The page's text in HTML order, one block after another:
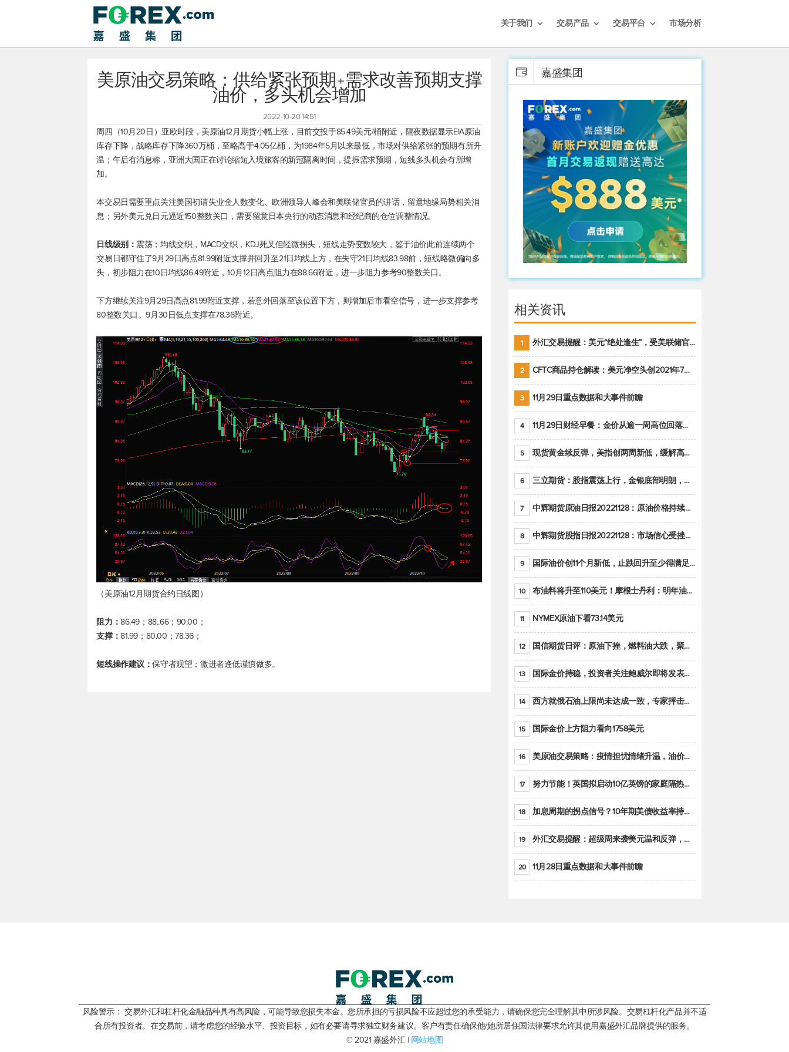
关于我们 交易产品 交易平台 市场分析
美原油交易策略：供给紧张预期+需求改善预期支撑
油价，多头机会增加
2022-10-20 14:51
周四（10月20日）亚欧时段， 美原油12月期货小幅上涨，目前交投于85.49美元/桶附近，隔夜数据显示EIA原油
库存下降，战略库存下降360万桶，至略高于4.05亿桶，为1984年5月以来最低，市场对供给紧张的预期有所升
温；午后有消息称，亚洲大国正在讨论缩短入境旅客的新冠隔离时间，提振需求预期，短线多头机会有所增
加。
本交易日需要重点关注美国初请失业金人数变化、欧洲领导人峰会和美联储官员的讲话，留意地缘局势相关消
息；另外美元兑日元逼近150整数关口，需要留意日本央行的动态消息和经纪商的仓位调整情况。
日线级别： 震荡；均线交织，MACD交织，KDJ死叉但轻微拐头，短线走势变数较大，鉴于油价此前连续两个
交易日都守住了9月29日高点81.99附近支撑并回升至21日均线上方，在失守21日均线83.98前，短线略微偏向多
头，初步阻力在10日均线86.49附近，10月12日高点阻力在88.66附近，进一步阻力参考90整数关口。
下方继续关注9月29日高点81.99附近支撑，若意外回落至该位置下方，则增加后市看空信号，进一步支撑参考
80整数关口。9月30日低点支撑在78.36附近。
（美原油12月期货合约日线图）
阻力：86.49；88..66；90.00；
支撑：81.99；80.00；78.36；
短线操作建议：保守者观望；激进者逢低谨慎做多。
嘉盛集团
相关资讯
1 外汇交易提醒：美元“绝处逢生”，受美联储官员鹰派讲话支撑
2 CFTC商品持仓解读：美元净空头创2021年7月以来最大，黄金期货投机性净多头头寸减少
3 11月29日重点数据和大事件前瞻
4 11月29日财经早餐：金价从逾一周高位回落，美联储官员重申鹰派立场推动美元回升
5 现货黄金续反弹，美指创两周新低，缓解高通胀美国须治本
6 三立期货：股指震荡上行，金银底部明朗，原油偏弱走势(20221128收评)
7 中辉期货原油日报20221128：原油价格持续下降，市场关注OPEC+新一轮产能政策
8 中辉期货股指日报20221128：市场信心受挫，股指全线回调
9 国际油价创11个月新低，止跌回升至少得满足二大条件之一
10 布油料将升至110美元！摩根士丹利：明年油市面临七大不确定性
11 NYMEX原油下看73.14美元
12 国信期货日评：原油下挫，燃料油大跌，聚烯烃谨慎回调
13 国际金价持稳，投资者关注鲍威尔即将发表的讲话
14 西方就俄石油上限尚未达成一致，专家抨击限价是无用功
15 国际金价上方阻力看向1758美元
16 美原油交易策略：疫情担忧情绪升温，油价跌创年内新低
17 努力节能！英国拟启动10亿英镑的家庭隔热工程 减少能源消耗
18 加息周期的拐点信号？10年期美债收益率持续低于联邦基金利率目标区间
19 外汇交易提醒：超级周来袭美元温和反弹，警惕筑底可能性
20 11月28日重点数据和大事件前瞻
风险警示： 交易外汇和杠杆化金融品种具有高风险，可能导致您损失本金。您所承担的亏损风险不应超过您的承受能力，请确保您完全理解其中所涉风险。交易杠杆化产品并不适
合所有投资者。在交易前，请考虑您的经验水平、投资目标，如有必要请寻求独立财务建议。客户有责任确保他/她所居住国法律要求允许其使用嘉盛外汇品牌提供的服务。
© 2021 嘉盛外汇 | 网站地图